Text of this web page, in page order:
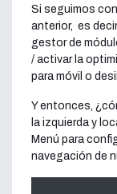
Si seguimos
anterior, es
gestor de
/ activar la
para móvil o
Y entonces,
la izquierda y
Menú para
navegación de